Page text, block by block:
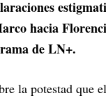
hacia
de LN+.
la potestad que